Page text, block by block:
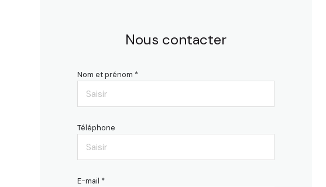
Nous contacter
Nom et prénom *
Téléphone
E-mail *